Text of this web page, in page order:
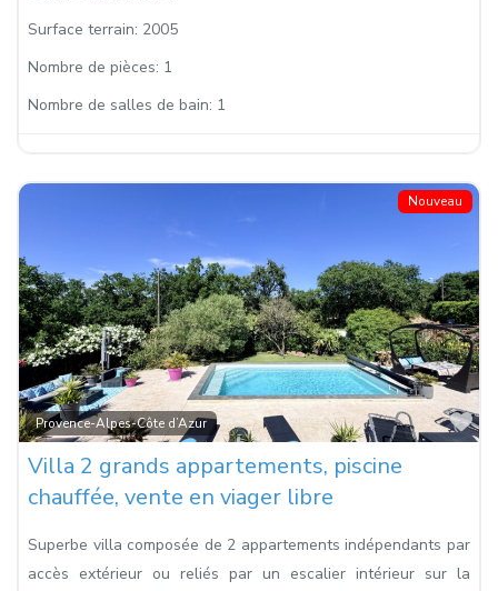
Surface terrain: 2005
Nombre de pièces: 1
Nombre de salles de bain: 1
Nouveau
Provence-Alpes-Côte d’Azur
Villa 2 grands appartements, piscine
chauffée, vente en viager libre
Superbe villa composée de 2 appartements indépendants par
accès extérieur ou reliés par un escalier intérieur sur la